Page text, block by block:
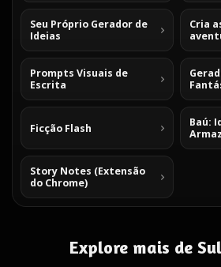
Seu Próprio Gerador de
Ideias
Cria
Prompts Visuais de
Escrita
Ficção Flash
Baú:
Story Notes (Extensão
do Chrome)
Explore mais de